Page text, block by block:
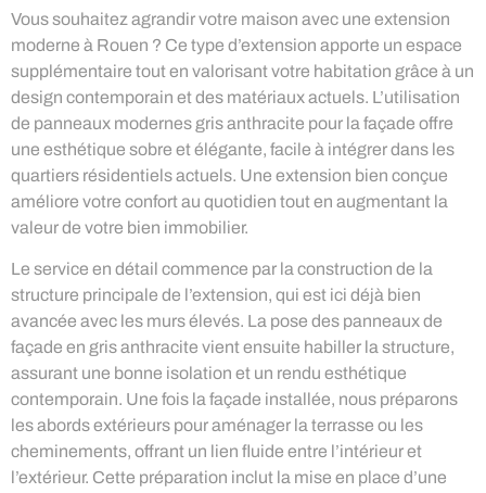
Vous souhaitez agrandir votre maison avec une extension
moderne à Rouen ? Ce type d’extension apporte un espace
supplémentaire tout en valorisant votre habitation grâce à un
design contemporain et des matériaux actuels. L’utilisation
de panneaux modernes gris anthracite pour la façade offre
une esthétique sobre et élégante, facile à intégrer dans les
quartiers résidentiels actuels. Une extension bien conçue
améliore votre confort au quotidien tout en augmentant la
valeur de votre bien immobilier.
Le service en détail commence par la construction de la
structure principale de l’extension, qui est ici déjà bien
avancée avec les murs élevés. La pose des panneaux de
façade en gris anthracite vient ensuite habiller la structure,
assurant une bonne isolation et un rendu esthétique
contemporain. Une fois la façade installée, nous préparons
les abords extérieurs pour aménager la terrasse ou les
cheminements, offrant un lien fluide entre l’intérieur et
l’extérieur. Cette préparation inclut la mise en place d’une